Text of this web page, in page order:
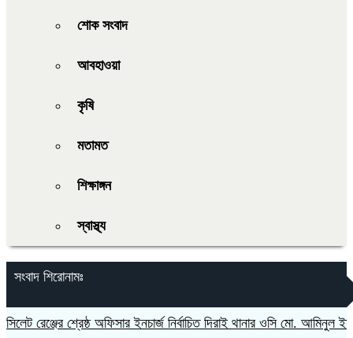
শোক সংবাদ
আবহাওয়া
কৃষি
মতামত
শিক্ষাঙ্গন
স্বাস্থ্য
সংবাদ শিরোনামঃ
শ্রেষ্ঠ অফিসার ইনচার্জ নির্বাচিত দিরাই থানার ওসি মো. আমিনুল ইসলাম